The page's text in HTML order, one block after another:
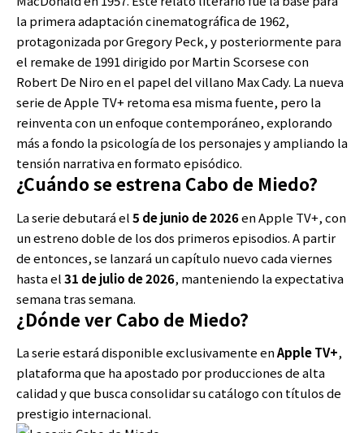
la primera adaptación cinematográfica de 1962,
protagonizada por Gregory Peck, y posteriormente para
el remake de 1991 dirigido por Martin Scorsese con
Robert De Niro en el papel del villano Max Cady. La nueva
serie de Apple TV+ retoma esa misma fuente, pero la
reinventa con un enfoque contemporáneo, explorando
más a fondo la psicología de los personajes y ampliando la
tensión narrativa en formato episódico.
¿Cuándo se estrena Cabo de Miedo?
La serie debutará el5 de junio de 2026en Apple TV+, con
un estreno doble de los dos primeros episodios. A partir
de entonces, se lanzará un capítulo nuevo cada viernes
hasta el31 de julio de 2026, manteniendo la expectativa
semana tras semana.
¿Dónde ver Cabo de Miedo?
La serie estará disponible exclusivamente enApple TV+,
plataforma que ha apostado por producciones de alta
calidad y que busca consolidar su catálogo con títulos de
prestigio internacional.